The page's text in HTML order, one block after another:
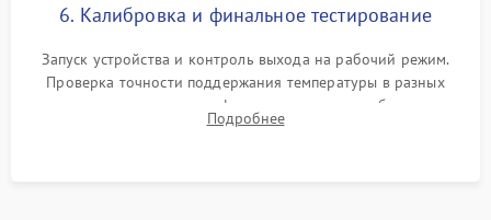
6. Калибровка и финальное тестирование
Запуск устройства и контроль выхода на рабочий режим.
Проверка точности поддержания температуры в разных
климатических зонах шкафа, оценка уровня стабильности
влажности и полного отсутствия вибраций корпуса.
Подробнее